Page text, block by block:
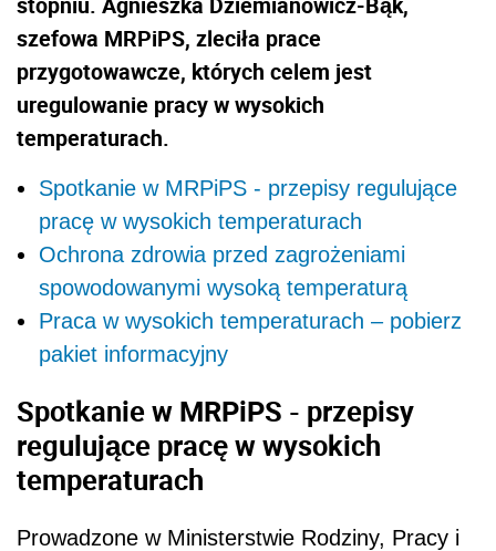
szefowa MRPiPS, zleciła prace
przygotowawcze, których celem jest
uregulowanie pracy w wysokich
temperaturach.
Spotkanie w MRPiPS - przepisy regulujące
pracę w wysokich temperaturach
Ochrona zdrowia przed zagrożeniami
spowodowanymi wysoką temperaturą
Praca w wysokich temperaturach – pobierz
pakiet informacyjny
Spotkanie w MRPiPS - przepisy
regulujące pracę w wysokich
temperaturach
Prowadzone w Ministerstwie Rodziny, Pracy i